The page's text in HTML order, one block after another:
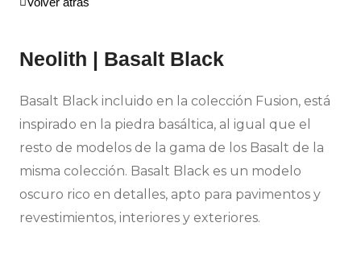
Neolith | Basalt Black
Basalt Black incluido en la colección Fusion, está
inspirado en la piedra basáltica, al igual que el
resto de modelos de la gama de los Basalt de la
misma colección. Basalt Black es un modelo
oscuro rico en detalles, apto para pavimentos y
revestimientos, interiores y exteriores.